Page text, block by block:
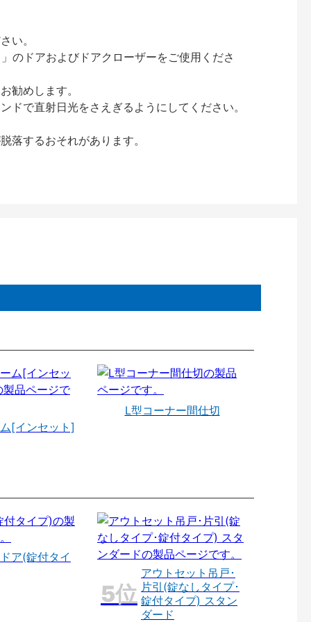
い。
のドアおよびドアクローザーをご使用くださ
勧めします。
で直射日光をさえぎるようにしてください。
するおそれがあります。
[インセット]
L型コーナー間仕切
ア(錠付タイ
アウトセット吊戸･
片引(錠なしタイプ･
錠付タイプ) スタン
ダード